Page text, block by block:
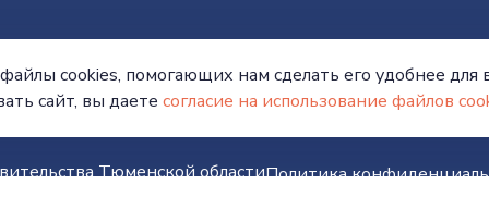
Тюменской областиПолитика
cookies, помогающих нам сделать его удобнее для
сайт, вы даете согласие на использование файлов